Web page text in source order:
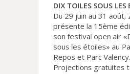
DIX TOILES SOUS LES
Du 29 juin au 31 août,
présente la 15ème
son festival open air
sous les étoiles» au
Repos et Parc Valency.
Projections gratuites